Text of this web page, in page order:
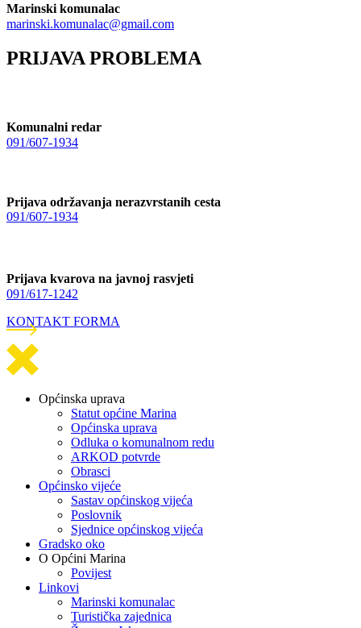
Marinski komunalac
marinski.komunalac@gmail.com
PRIJAVA PROBLEMA
Komunalni redar
091/607-1934
Prijava održavanja nerazvrstanih cesta
091/607-1934
Prijava kvarova na javnoj rasvjeti
091/617-1242
KONTAKT FORMA
Općinska uprava
Statut općine Marina
Općinska uprava
Odluka o komunalnom redu
ARKOD potvrde
Obrasci
Općinsko vijeće
Sastav općinskog vijeća
Poslovnik
Sjednice općinskog vijeća
Gradsko oko
O Općini Marina
Povijest
Linkovi
Marinski komunalac
Turistička zajednica